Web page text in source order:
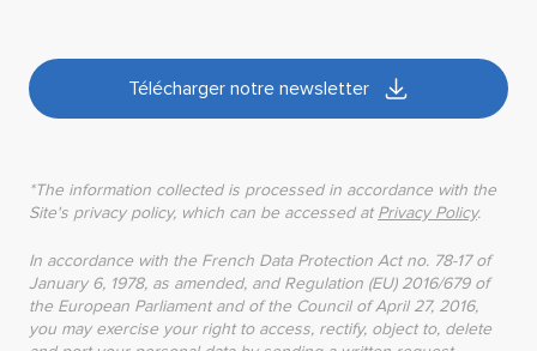
Télécharger notre newsletter
*The information collected is processed in accordance with the
Site's privacy policy, which can be accessed at Privacy Policy.
In accordance with the French Data Protection Act no. 78-17 of
January 6, 1978, as amended, and Regulation (EU) 2016/679 of
the European Parliament and of the Council of April 27, 2016,
you may exercise your right to access, rectify, object to, delete